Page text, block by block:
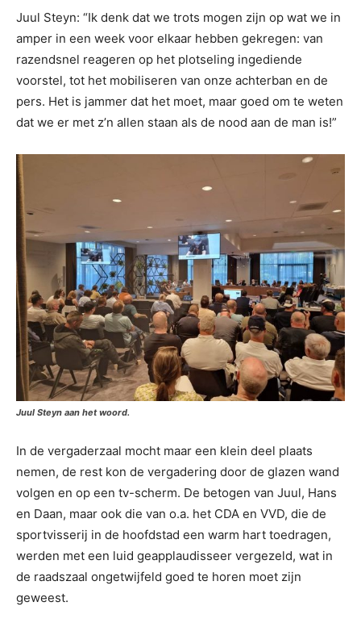
Juul Steyn: “Ik denk dat we trots mogen zijn op wat we in
amper in een week voor elkaar hebben gekregen: van
razendsnel reageren op het plotseling ingediende
voorstel, tot het mobiliseren van onze achterban en de
pers. Het is jammer dat het moet, maar goed om te weten
dat we er met z’n allen staan als de nood aan de man is!”
Juul Steyn aan het woord.
In de vergaderzaal mocht maar een klein deel plaats
nemen, de rest kon de vergadering door de glazen wand
volgen en op een tv-scherm. De betogen van Juul, Hans
en Daan, maar ook die van o.a. het CDA en VVD, die de
sportvisserij in de hoofdstad een warm hart toedragen,
werden met een luid geapplaudisseer vergezeld, wat in
de raadszaal ongetwijfeld goed te horen moet zijn
geweest.